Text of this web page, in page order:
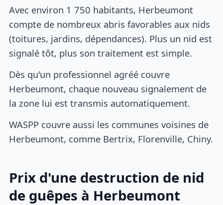
Avec environ 1 750 habitants, Herbeumont
compte de nombreux abris favorables aux nids
(toitures, jardins, dépendances). Plus un nid est
signalé tôt, plus son traitement est simple.
Dès qu'un professionnel agréé couvre
Herbeumont, chaque nouveau signalement de
la zone lui est transmis automatiquement.
WASPP couvre aussi les communes voisines de
Herbeumont, comme Bertrix, Florenville, Chiny.
Prix d'une destruction de nid
de guêpes à Herbeumont